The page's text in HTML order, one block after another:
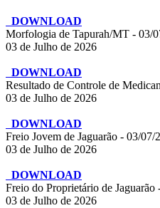
DOWNLOAD
Morfologia de Tapurah/MT - 03/
03 de Julho de 2026
DOWNLOAD
Resultado de Controle de
03 de Julho de 2026
DOWNLOAD
Freio Jovem de Jaguarão - 03/07/
03 de Julho de 2026
DOWNLOAD
Freio do Proprietário de Jaguarão
03 de Julho de 2026